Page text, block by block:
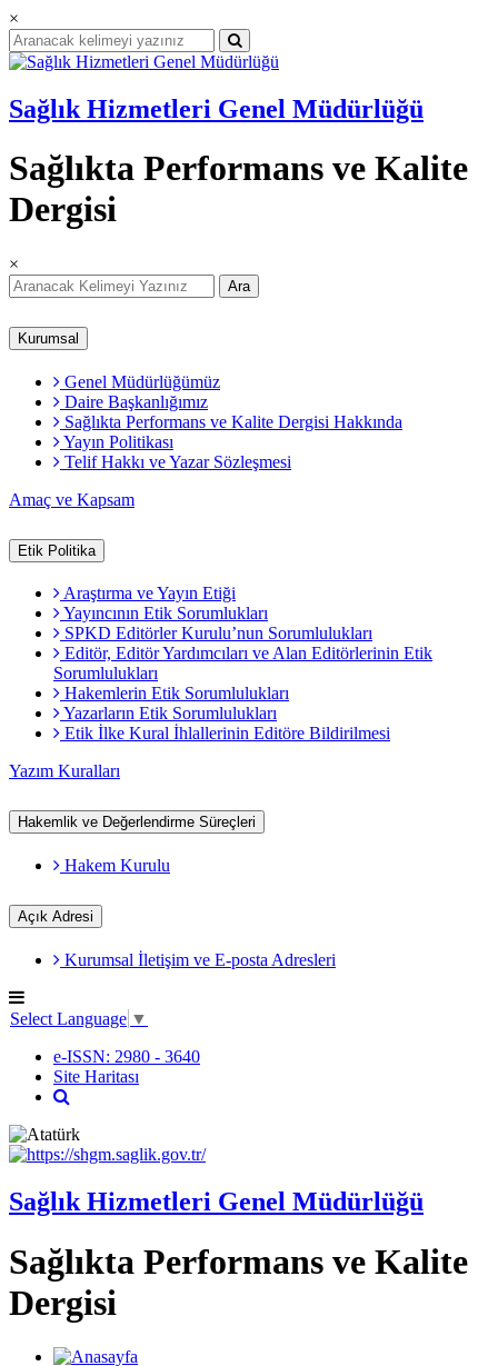
×
Sağlık Hizmetleri Genel Müdürlüğü
Sağlıkta Performans ve Kalite
Dergisi
×
Ara
Kurumsal
Genel Müdürlüğümüz
Daire Başkanlığımız
Sağlıkta Performans ve Kalite Dergisi Hakkında
Yayın Politikası
Telif Hakkı ve Yazar Sözleşmesi
Amaç ve Kapsam
Etik Politika
Araştırma ve Yayın Etiği
Yayıncının Etik Sorumlukları
SPKD Editörler Kurulu’nun Sorumlulukları
Editör, Editör Yardımcıları ve Alan Editörlerinin Etik
Sorumlulukları
Hakemlerin Etik Sorumlulukları
Yazarların Etik Sorumlulukları
Etik İlke Kural İhlallerinin Editöre Bildirilmesi
Yazım Kuralları
Hakemlik ve Değerlendirme Süreçleri
Hakem Kurulu
Açık Adresi
Kurumsal İletişim ve E-posta Adresleri
Select Language ▼
e-ISSN: 2980 - 3640
Site Haritası
Sağlık Hizmetleri Genel Müdürlüğü
Sağlıkta Performans ve Kalite
Dergisi